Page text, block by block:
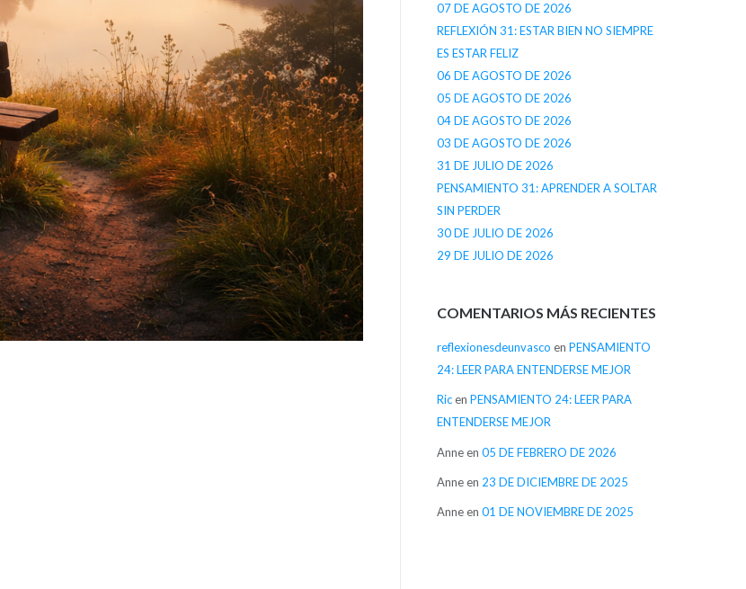
07 DE AGOSTO DE 2026
REFLEXIÓN 31: ESTAR BIEN NO SIEMPRE
ES ESTAR FELIZ
06 DE AGOSTO DE 2026
05 DE AGOSTO DE 2026
04 DE AGOSTO DE 2026
03 DE AGOSTO DE 2026
31 DE JULIO DE 2026
PENSAMIENTO 31: APRENDER A SOLTAR
SIN PERDER
30 DE JULIO DE 2026
29 DE JULIO DE 2026
COMENTARIOS MÁS RECIENTES
reflexionesdeunvasco en PENSAMIENTO
24: LEER PARA ENTENDERSE MEJOR
Ricen PENSAMIENTO 24: LEER PARA
ENTENDERSE MEJOR
Anneen 05 DE FEBRERO DE 2026
Anneen 23 DE DICIEMBRE DE 2025
Anneen 01 DE NOVIEMBRE DE 2025